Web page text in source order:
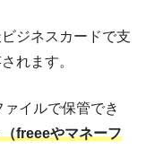
ジネスカードで支
れます。
イルで保管でき
freeeやマネーフ